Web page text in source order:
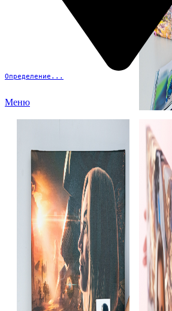
Определение...
Меню